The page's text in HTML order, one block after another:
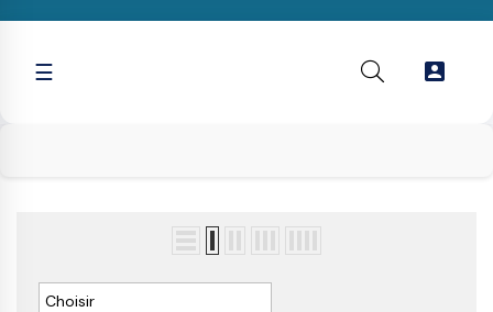
☰ 
Choisir